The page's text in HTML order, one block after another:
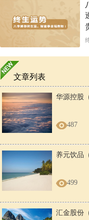
文章列表
华源控股
487
养元饮品
499
汇金股份